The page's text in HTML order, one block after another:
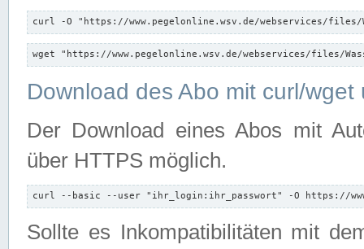
curl -O "https://www.pegelonline.wsv.de/webservices/files/
wget "https://www.pegelonline.wsv.de/webservices/files/
Download des Abo mit curl/
Der Download eines Abos mit
über HTTPS möglich.
curl --basic --user "ihr_login:ihr_passwort" -O https://
Sollte es Inkompatibilitäten mit